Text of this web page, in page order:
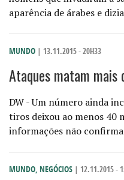
aparência de árabes e
MUNDO | 13.11.2015 - 20H33
Ataques matam mais
DW - Um número ainda
tiros deixou ao menos 40
informações não
MUNDO, NEGÓCIOS | 12.11.2015 -